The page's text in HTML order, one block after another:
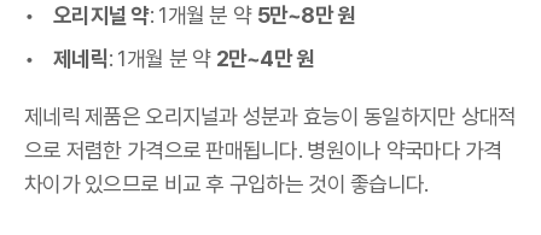
오리지널 약: 1개월 분 약 5만~8만 원
제네릭: 1개월 분 약 2만~4만 원
제네릭 제품은 오리지널과 성분과 효능이 동일하지만 상대적
으로 저렴한 가격으로 판매됩니다. 병원이나 약국마다 가격
차이가 있으므로 비교 후 구입하는 것이 좋습니다.